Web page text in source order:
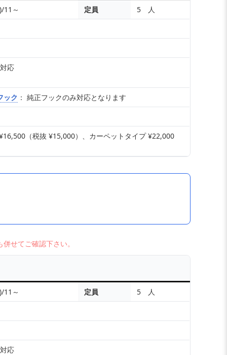
11～ 定員 5 人
応
ック ： 純正フックのみ対応となります
（税抜 ¥15,000）、カーペットタイプ ¥22,000
せてご確認下さい。
11～ 定員 5 人
応